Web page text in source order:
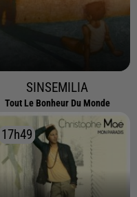
SINSEMILIA
Tout Le Bonheur Du Monde
17h49
17h49